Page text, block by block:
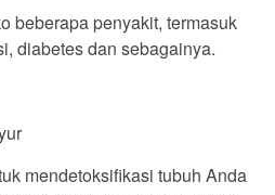
beberapa penyakit, termasuk
diabetes dan sebagainya.
mendetoksifikasi tubuh Anda